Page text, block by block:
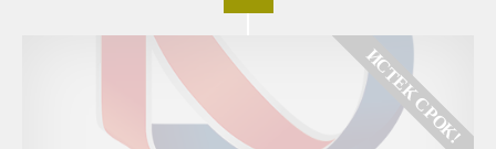
ИСТЕК СРОК!